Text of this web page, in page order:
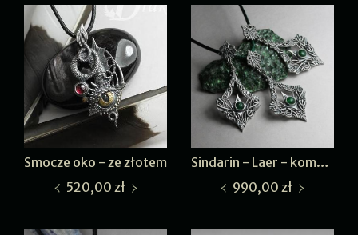
Smocze oko - ze złotem
520,00 zł
Sindarin - Laer - komplet
990,00 zł